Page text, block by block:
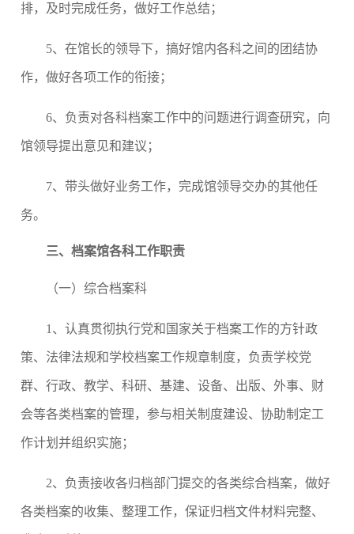
排，及时完成任务，做好工作总结；
5、在馆长的领导下，搞好馆内各科之间的团结协
作，做好各项工作的衔接；
6、负责对各科档案工作中的问题进行调查研究，向
馆领导提出意见和建议；
7、带头做好业务工作，完成馆领导交办的其他任
务。
三、档案馆各科工作职责
（一）综合档案科
1 、认真贯彻执行党和国家关于档案工作的方针政
策、法律法规和学校档案工作规章制度，负责学校党
群、行政、教学、科研、基建、设备、出版、外事、财
会等各类档案的管理，参与相关制度建设、协助制定工
作计划并组织实施；
2、负责接收各归档部门提交的各类综合档案，做好
各类档案的收集、整理工作，保证归档文件材料完整、